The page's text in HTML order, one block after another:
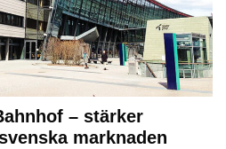
– stärker
marknaden